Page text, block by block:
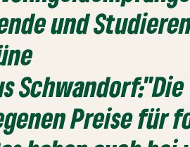
und
Schwandorf:"Die
Preise für